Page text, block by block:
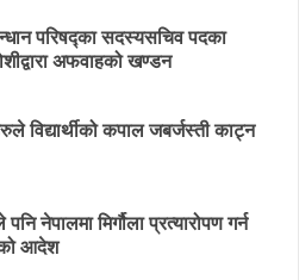
परिषद्का सदस्यसचिव पदका
अफवाहको खण्डन
कपाल जबर्जस्ती काट्न
नेपालमा मिर्गौला प्रत्यारोपण गर्न
आदेश